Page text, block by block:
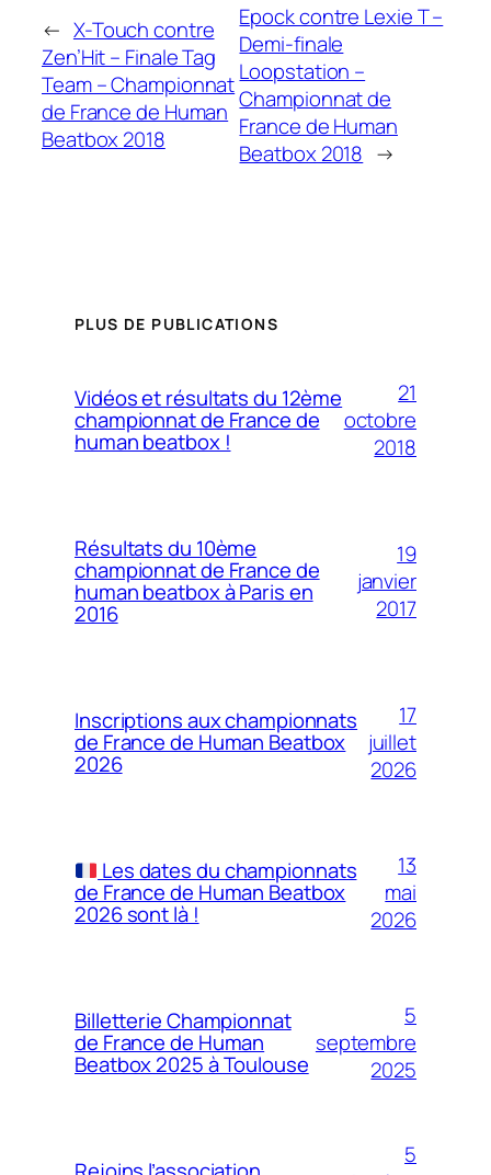
← X-Touch contre
Zen’Hit – Finale Tag
Team – Championnat
de France de Human
Beatbox 2018
Epock contre Lexie T –
Demi-finale
Loopstation –
Championnat de
France de Human
Beatbox 2018 →
PLUS DE PUBLICATIONS
Vidéos et résultats du 12ème
championnat de France de
human beatbox !
21
octobre
2018
Résultats du 10ème
championnat de France de
human beatbox à Paris en
2016
19
janvier
2017
Inscriptions aux championnats
de France de Human Beatbox
2026
17
juillet
2026
Les dates du championnats
de France de Human Beatbox
2026 sont là !
13
mai
2026
Billetterie Championnat
de France de Human
Beatbox 2025 à Toulouse
5
septembre
2025
5